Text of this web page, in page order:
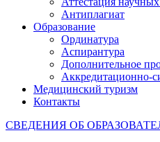
Антиплагиат
Образование
Ординатура
Аспирантура
Дополнительное
Аккредитационно-
Медицинский туризм
Контакты
СВЕДЕНИЯ ОБ